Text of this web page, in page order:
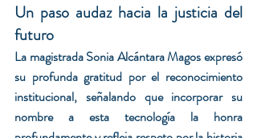
Un paso audaz hacia la justicia del
futuro
La magistrada Sonia Alcántara Magos expresó
su profunda gratitud por el reconocimiento
institucional, señalando que incorporar su
nombre a esta tecnología la honra